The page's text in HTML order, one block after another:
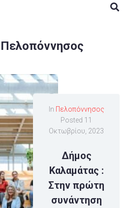
Πελοπόννησος
In Πελοπόννησος
Posted 11
Οκτωβρίου, 2023
Δήμος
Καλαμάτας :
Στην πρώτη
συνάντηση